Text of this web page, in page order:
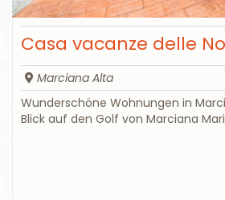
Casa vacanze delle
Marciana Alta
Wunderschöne Wohnungen in
Blick auf den Golf von Marciana